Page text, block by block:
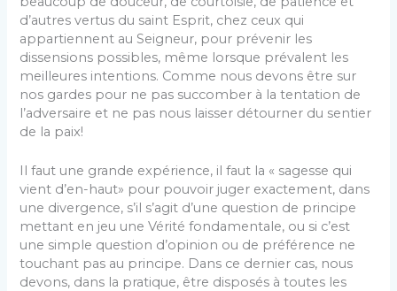
d’autres vertus du saint Esprit, chez ceux qui
appartiennent au Seigneur, pour prévenir les
dissensions possibles, même lorsque prévalent les
meilleures intentions. Comme nous devons être sur
nos gardes pour ne pas succomber à la tentation de
l’adversaire et ne pas nous laisser détourner du sentier
de la paix!
Il faut une grande expérience, il faut la « sagesse qui
vient d’en-haut» pour pouvoir juger exactement, dans
une divergence, s’il s’agit d’une question de principe
mettant en jeu une Vérité fondamentale, ou si c’est
une simple question d’opinion ou de préférence ne
touchant pas au principe. Dans ce dernier cas, nous
devons, dans la pratique, être disposés à toutes les